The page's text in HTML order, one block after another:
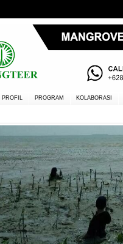
PROFIL PROGRAM KOLABORASI